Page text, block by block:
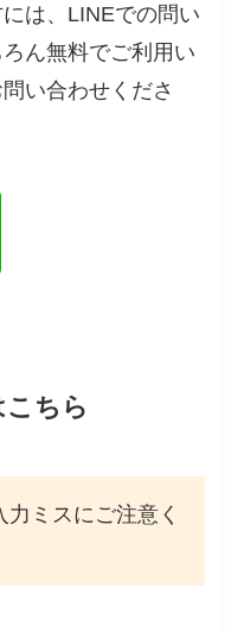
は、LINEでの問い
ん無料でご利用い
い合わせくださ
ちら
ミスにご注意く